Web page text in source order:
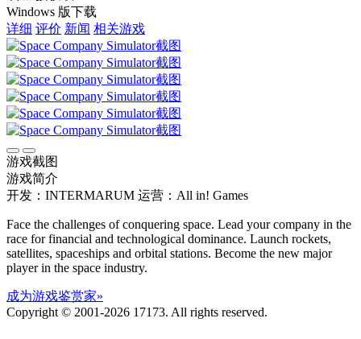
Windows 版下载
详细 评价 新闻 相关游戏
游戏截图
游戏简介
开发：INTERMARUM 运营：All in! Games
Face the challenges of conquering space. Lead your company in the
race for financial and technological dominance. Launch rockets,
satellites, spaceships and orbital stations. Become the new major
player in the space industry.
成为游戏鉴赏家»
Copyright © 2001-2026 17173. All rights reserved.